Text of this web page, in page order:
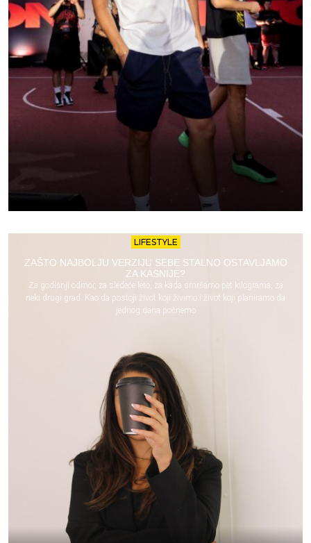
LIFESTYLE
ZAŠTO NAJBOLJU VERZIJU SEBE STALNO OSTAVLJAMO
ZA KASNIJE?
Za godišnji odmor, za sledeće leto, za kada smršamo pet kilograma, za
neki drugi grad. Kao da postoji život koji živimo i život koji planiramo da
jednog dana počnemo